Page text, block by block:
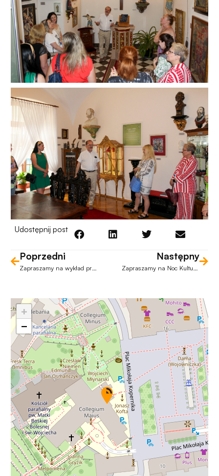
Udostępnij post
Poprzedni Następny
+
−